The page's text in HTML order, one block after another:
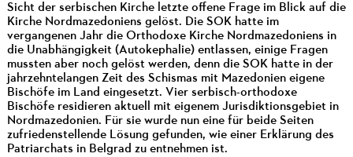
Sicht der serbischen Kirche letzte offene Frage im Blick auf die
Kirche Nordmazedoniens gelöst. Die SOK hatte im
vergangenen Jahr die Orthodoxe Kirche Nordmazedoniens in
die Unabhängigkeit (Autokephalie) entlassen, einige Fragen
mussten aber noch gelöst werden, denn die SOK hatte in der
jahrzehntelangen Zeit des Schismas mit Mazedonien eigene
Bischöfe im Land eingesetzt. Vier serbisch-orthodoxe
Bischöfe residieren aktuell mit eigenem Jurisdiktionsgebiet in
Nordmazedonien. Für sie wurde nun eine für beide Seiten
zufriedenstellende Lösung gefunden, wie einer Erklärung des
Patriarchats in Belgrad zu entnehmen ist.